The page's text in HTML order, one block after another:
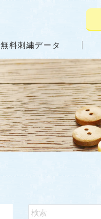
無料刺繍データ